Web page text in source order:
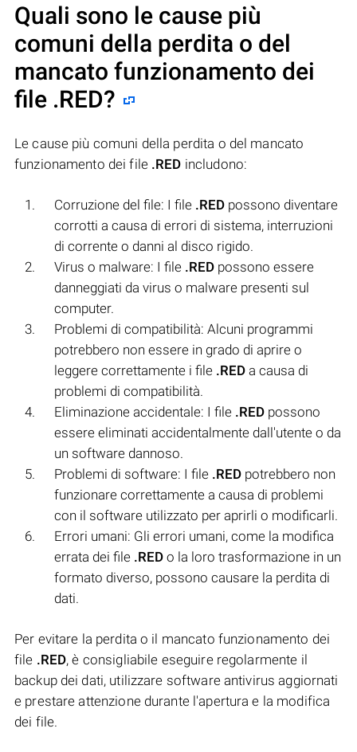
Quali sono le cause più
comuni della perdita o del
mancato funzionamento dei
file .RED?
Le cause più comuni della perdita o del mancato
funzionamento dei file .RED includono:
Corruzione del file: I file .RED possono diventare
corrotti a causa di errori di sistema, interruzioni
di corrente o danni al disco rigido.
Virus o malware: I file .RED possono essere
danneggiati da virus o malware presenti sul
computer.
Problemi di compatibilità: Alcuni programmi
potrebbero non essere in grado di aprire o
leggere correttamente i file .RED a causa di
problemi di compatibilità.
Eliminazione accidentale: I file .RED possono
essere eliminati accidentalmente dall'utente o da
un software dannoso.
Problemi di software: I file .RED potrebbero non
funzionare correttamente a causa di problemi
con il software utilizzato per aprirli o modificarli.
Errori umani: Gli errori umani, come la modifica
errata dei file .RED o la loro trasformazione in un
formato diverso, possono causare la perdita di
dati.
Per evitare la perdita o il mancato funzionamento dei
file .RED, è consigliabile eseguire regolarmente il
backup dei dati, utilizzare software antivirus aggiornati
e prestare attenzione durante l'apertura e la modifica
dei file.